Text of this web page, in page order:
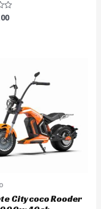
Citycoco Rooder